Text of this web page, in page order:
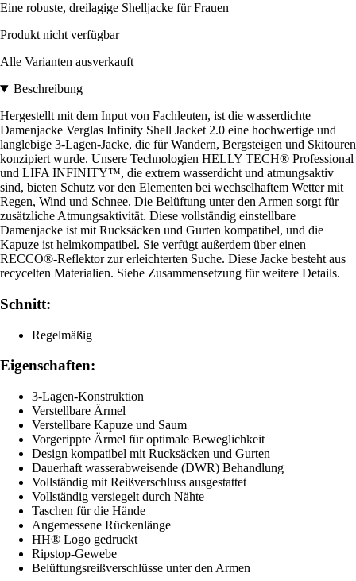
Eine robuste, dreilagige Shelljacke für Frauen
Produkt nicht verfügbar
Alle Varianten ausverkauft
Beschreibung
Hergestellt mit dem Input von Fachleuten, ist die wasserdichte
Damenjacke Verglas Infinity Shell Jacket 2.0 eine hochwertige und
langlebige 3-Lagen-Jacke, die für Wandern, Bergsteigen und Skitouren
konzipiert wurde. Unsere Technologien HELLY TECH® Professional
und LIFA INFINITY™, die extrem wasserdicht und atmungsaktiv
sind, bieten Schutz vor den Elementen bei wechselhaftem Wetter mit
Regen, Wind und Schnee. Die Belüftung unter den Armen sorgt für
zusätzliche Atmungsaktivität. Diese vollständig einstellbare
Damenjacke ist mit Rucksäcken und Gurten kompatibel, und die
Kapuze ist helmkompatibel. Sie verfügt außerdem über einen
RECCO®-Reflektor zur erleichterten Suche. Diese Jacke besteht aus
recycelten Materialien. Siehe Zusammensetzung für weitere Details.
Schnitt:
Regelmäßig
Eigenschaften:
3-Lagen-Konstruktion
Verstellbare Ärmel
Verstellbare Kapuze und Saum
Vorgerippte Ärmel für optimale Beweglichkeit
Design kompatibel mit Rucksäcken und Gurten
Dauerhaft wasserabweisende (DWR) Behandlung
Vollständig mit Reißverschluss ausgestattet
Vollständig versiegelt durch Nähte
Taschen für die Hände
Angemessene Rückenlänge
HH® Logo gedruckt
Ripstop-Gewebe
Belüftungsreißverschlüsse unter den Armen